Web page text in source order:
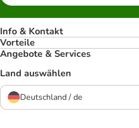
Info & Kontakt
Vorteile
Angebote & Services
Land auswählen
Deutschland / de